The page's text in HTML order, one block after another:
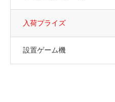
入荷プライズ
設置ゲーム機